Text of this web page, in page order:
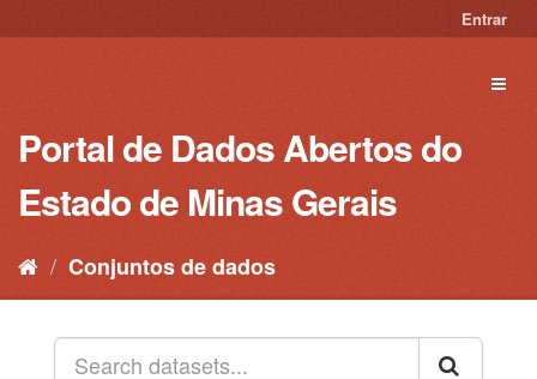
para
Entrar
Portal de Dados Abertos do
Estado de Minas Gerais
Conjuntos de dados